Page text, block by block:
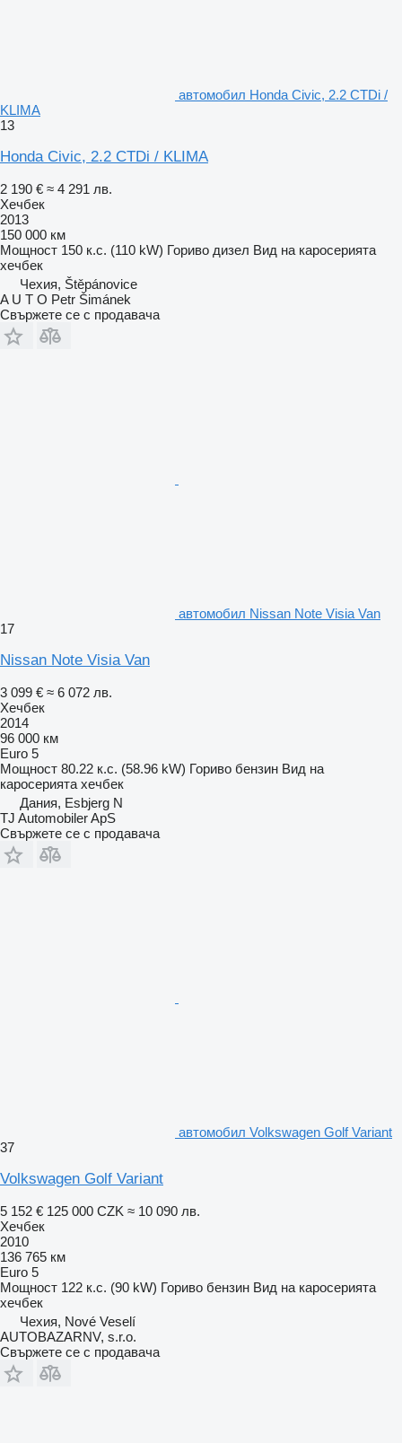
автомобил Honda Civic, 2.2 CTDi /
KLIMA
13
Honda Civic, 2.2 CTDi / KLIMA
2 190 € ≈ 4 291 лв.
Хечбек
2013
150 000 км
Мощност 150 к.с. (110 kW) Гориво дизел Вид на каросерията
хечбек
Чехия, Štěpánovice
A U T O Petr Šimánek
Свържете се с продавача
автомобил Nissan Note Visia Van
17
Nissan Note Visia Van
3 099 € ≈ 6 072 лв.
Хечбек
2014
96 000 км
Euro 5
Мощност 80.22 к.с. (58.96 kW) Гориво бензин Вид на
каросерията хечбек
Дания, Esbjerg N
TJ Automobiler ApS
Свържете се с продавача
автомобил Volkswagen Golf Variant
37
Volkswagen Golf Variant
5 152 € 125 000 CZK ≈ 10 090 лв.
Хечбек
2010
136 765 км
Euro 5
Мощност 122 к.с. (90 kW) Гориво бензин Вид на каросерията
хечбек
Чехия, Nové Veselí
AUTOBAZARNV, s.r.o.
Свържете се с продавача